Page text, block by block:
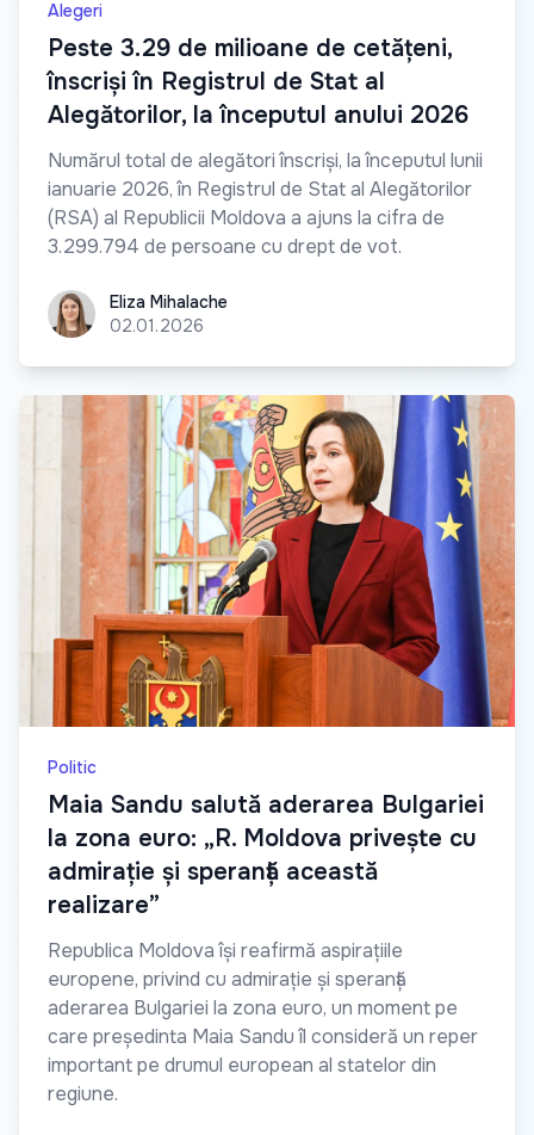
Alegeri
Peste 3.29 de milioane de cetățeni,
înscriși în Registrul de Stat al
Alegătorilor, la începutul anului 2026
Numărul total de alegători înscriși, la începutul lunii
ianuarie 2026, în Registrul de Stat al Alegătorilor
(RSA) al Republicii Moldova a ajuns la cifra de
3.299.794 de persoane cu drept de vot.
Eliza Mihalache
Eliza Mihalache
02.01.2026
Politic
Maia Sandu salută aderarea Bulgariei
la zona euro: „R. Moldova privește cu
admirație și speranță această
realizare”
Republica Moldova își reafirmă aspirațiile
europene, privind cu admirație și speranță
aderarea Bulgariei la zona euro, un moment pe
care președinta Maia Sandu îl consideră un reper
important pe drumul european al statelor din
regiune.